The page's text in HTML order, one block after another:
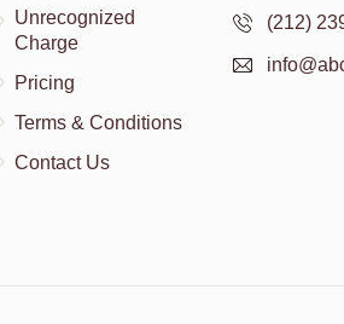
Unrecognized
Charge
Pricing
Terms & Conditions
Contact Us
(212)